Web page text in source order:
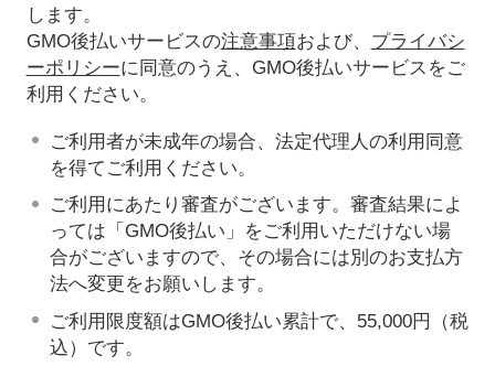
します。
GMO後払いサービスの注意事項および、 プライバシ
ーポリシーに同意のうえ、GMO後払いサービスをご
利用ください。
ご利用者が未成年の場合、法定代理人の利用同意
を得てご利用ください。
ご利用にあたり審査がございます。審査結果によ
っては「GMO後払い」をご利用いただけない場
合がございますので、その場合には別のお支払方
法へ変更をお願いします。
ご利用限度額はGMO後払い累計で、55,000円（税
込）です。